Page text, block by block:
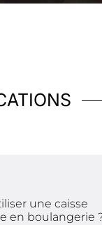
une caisse
en boulangerie